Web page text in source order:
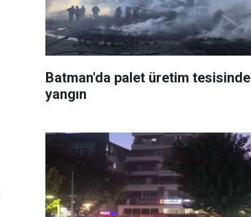
Batman'da palet üretim tesisinde
yangın